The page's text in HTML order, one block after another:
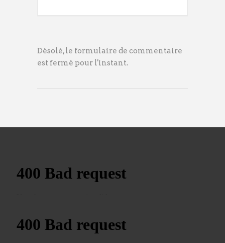
Désolé, le formulaire de commentaire
est fermé pour l'instant.